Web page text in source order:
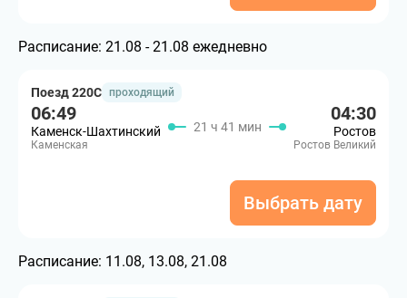
Расписание: 21.08 - 21.08 ежедневно
Поезд 220С проходящий
06:49
Каменск-Шахтинский
Каменская
21 ч 41 мин
04:30
Ростов
Ростов Великий
Выбрать дату
Расписание: 11.08, 13.08, 21.08